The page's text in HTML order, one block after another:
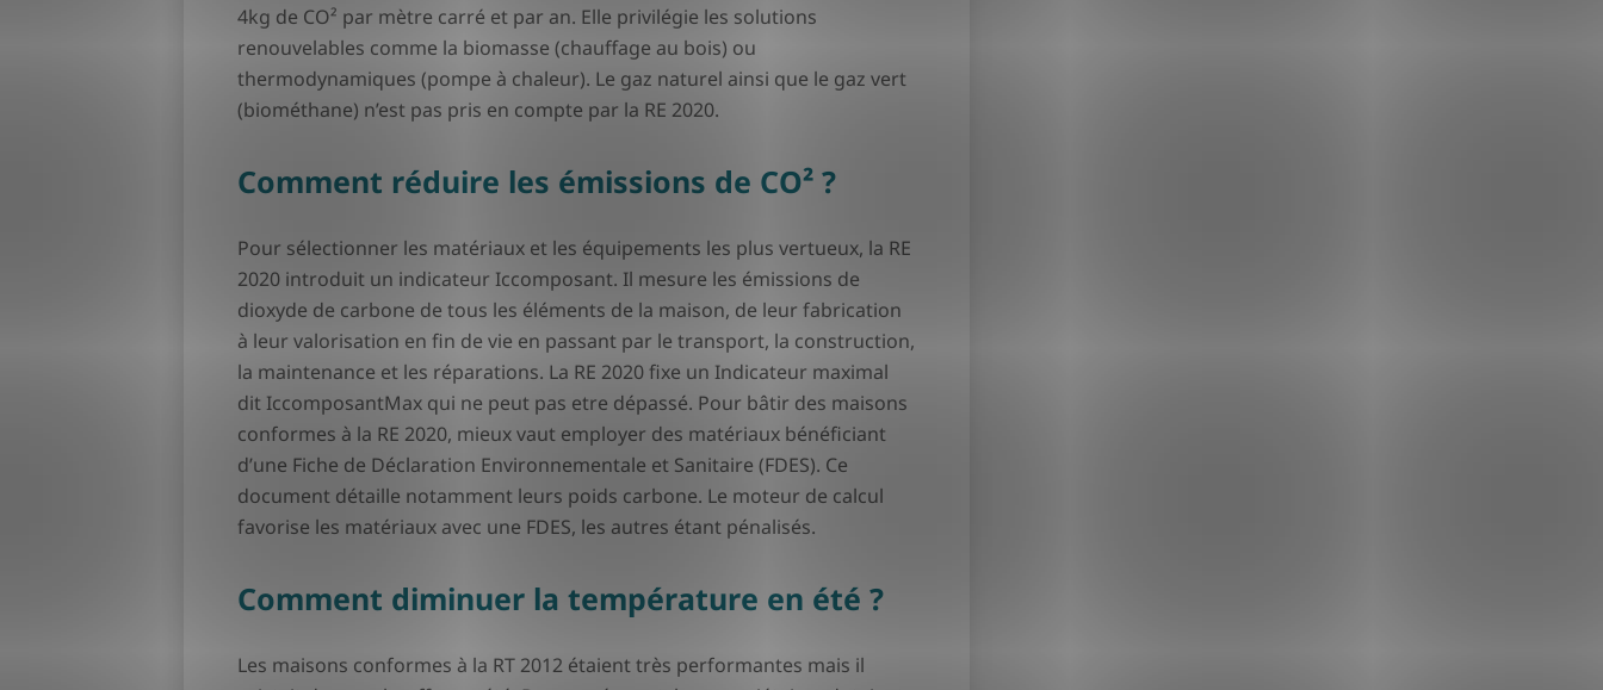
4kg de CO² par mètre carré et par an. Elle privilégie les solutions
renouvelables comme la biomasse (chauffage au bois) ou
thermodynamiques (pompe à chaleur). Le gaz naturel ainsi que le gaz vert
(biométhane) n’est pas pris en compte par la RE 2020.
Comment réduire les émissions de CO² ?
Pour sélectionner les matériaux et les équipements les plus vertueux, la RE
2020 introduit un indicateur Iccomposant. Il mesure les émissions de
dioxyde de carbone de tous les éléments de la maison, de leur fabrication
à leur valorisation en fin de vie en passant par le transport, la construction,
la maintenance et les réparations. La RE 2020 fixe un Indicateur maximal
dit IccomposantMax qui ne peut pas etre dépassé. Pour bâtir des maisons
conformes à la RE 2020, mieux vaut employer des matériaux bénéficiant
d’une Fiche de Déclaration Environnementale et Sanitaire (FDES). Ce
document détaille notamment leurs poids carbone. Le moteur de calcul
favorise les matériaux avec une FDES, les autres étant pénalisés.
Comment diminuer la température en été ?
Les maisons conformes à la RT 2012 étaient très performantes mais il